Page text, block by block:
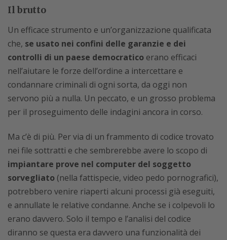
Il brutto
Un efficace strumento e un’organizzazione qualificata
che, se usato nei confini delle garanzie e dei
controlli di un paese democratico erano efficaci
nell’aiutare le forze dell’ordine a intercettare e
condannare criminali di ogni sorta, da oggi non
servono più a nulla. Un peccato, e un grosso problema
per il proseguimento delle indagini ancora in corso.
Ma c’è di più. Per via di un frammento di codice trovato
nei file sottratti e che sembrerebbe avere lo scopo di
impiantare prove nel computer del soggetto
sorvegliato (nella fattispecie, video pedo pornografici),
potrebbero venire riaperti alcuni processi già eseguiti,
e annullate le relative condanne. Anche se i colpevoli lo
erano davvero. Solo il tempo e l’analisi del codice
diranno se questa era davvero una funzionalità dei